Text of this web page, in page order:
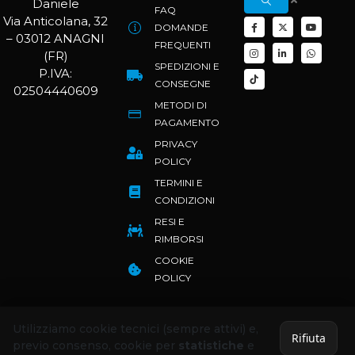
Daniele
Via Anticolana, 32
– 03012 ANAGNI
(FR)
P.IVA:
02504440609
FAQ
DOMANDE
FREQUENTI
SPEDIZIONI E
CONSEGNE
METODI DI
PAGAMENTO
PRIVACY
POLICY
TERMINI E
CONDIZIONI
RESI E
RIMBORSI
COOKIE
POLICY
Utilizziamo cookie tecnici (sempre attivi) e,
previo consenso, cookie per statistiche e Rifiuta